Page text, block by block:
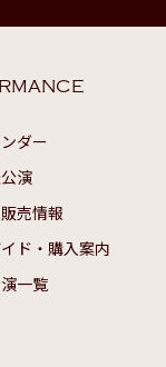
ダー
演
売情報
ド・購入案内
一覧